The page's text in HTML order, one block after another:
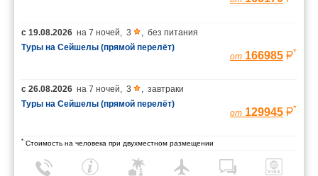
с 19.08.2026 на 7 ночей 3
без питания
Туры на Сейшелы (прямой перелёт)
от 166985 *
с 26.08.2026 на 7 ночей 3
завтраки
Туры на Сейшелы (прямой перелёт)
от 129945 *
* Стоимость на человека при двухместном размещении